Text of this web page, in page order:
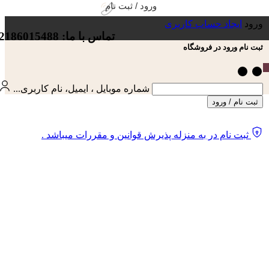
تماس با ما: 02186015488
ورود / ثبت نام
ورود
ایجاد حساب کاربری
ثبت نام ورود در فروشگاه
شماره موبایل ، ایمیل، نام کاربری...
ثبت نام / ورود
ثبت نام در به منزله پذیرش قوانین و مقررات میباشد .